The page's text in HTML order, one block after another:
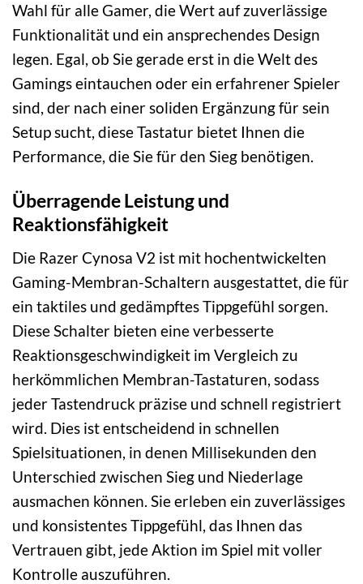
Wahl für alle Gamer, die Wert auf zuverlässige
Funktionalität und ein ansprechendes Design
legen. Egal, ob Sie gerade erst in die Welt des
Gamings eintauchen oder ein erfahrener Spieler
sind, der nach einer soliden Ergänzung für sein
Setup sucht, diese Tastatur bietet Ihnen die
Performance, die Sie für den Sieg benötigen.
Überragende Leistung und
Reaktionsfähigkeit
Die Razer Cynosa V2 ist mit hochentwickelten
Gaming-Membran-Schaltern ausgestattet, die für
ein taktiles und gedämpftes Tippgefühl sorgen.
Diese Schalter bieten eine verbesserte
Reaktionsgeschwindigkeit im Vergleich zu
herkömmlichen Membran-Tastaturen, sodass
jeder Tastendruck präzise und schnell registriert
wird. Dies ist entscheidend in schnellen
Spielsituationen, in denen Millisekunden den
Unterschied zwischen Sieg und Niederlage
ausmachen können. Sie erleben ein zuverlässiges
und konsistentes Tippgefühl, das Ihnen das
Vertrauen gibt, jede Aktion im Spiel mit voller
Kontrolle auszuführen.